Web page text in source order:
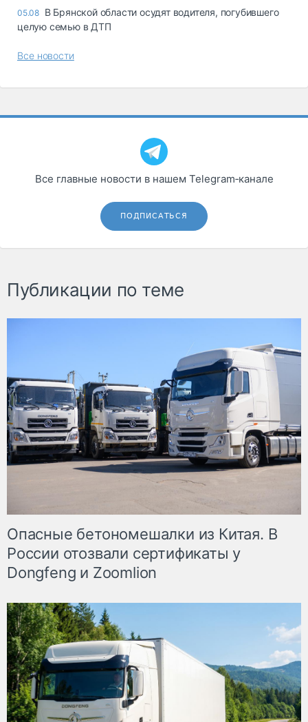
05.08 В Брянской области осудят водителя, погубившего
целую семью в ДТП
Все новости
Все главные новости в нашем Telegram‑канале
ПОДПИСАТЬСЯ
Публикации по теме
Опасные бетономешалки из Китая. В
России отозвали сертификаты у
Dongfeng и Zoomlion